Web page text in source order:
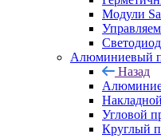
Модули
Алюминиевый
Назад
Угловой
Круглый